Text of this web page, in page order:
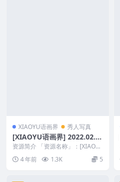
XIAOYU语画界 秀人写真
[XIAOYU语画界] 2022.02.2
5 VOL.724 杨晨晨Yome [75
+1P]
资源简介 「资源名称」：[XIAOY
4 年前 1.3K 5